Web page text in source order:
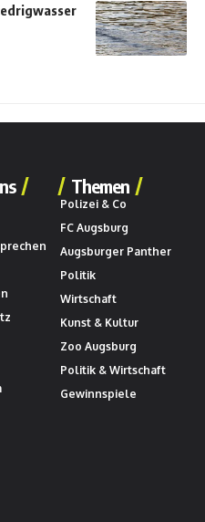
Themen
Polizei & Co
FC Augsburg
Augsburger Panther
Politik
Wirtschaft
Kunst & Kultur
Zoo Augsburg
Politik & Wirtschaft
Gewinnspiele